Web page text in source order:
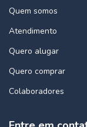
Quem somos
Atendimento
Quero alugar
Quero comprar
Colaboradores